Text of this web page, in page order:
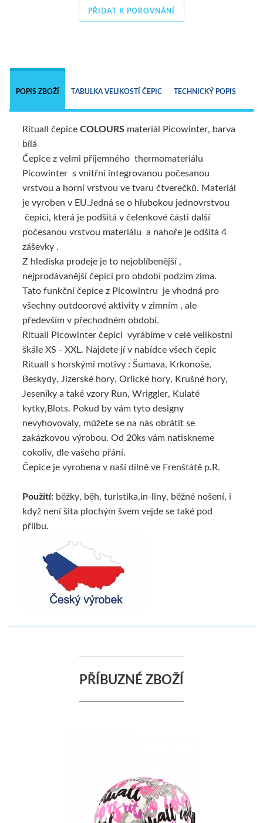
PŘIDAT K POROVNÁNÍ
POPIS ZBOŽÍ TABULKA VELIKOSTÍ ČEPIC TECHNICKÝ POPIS
Rituall čepice COLOURS materiál Picowinter, barva
bílá
Čepice z velmi příjemného thermomateriálu
Picowinter s vnitřní integrovanou počesanou
vrstvou a horní vrstvou ve tvaru čtverečků. Materiál
je vyroben v EU.Jedná se o hlubokou jednovrstvou
čepici, která je podšitá v čelenkové části další
počesanou vrstvou materiálu a nahoře je odšitá 4
záševky .
Z hlediska prodeje je to nejoblíbenější ,
nejprodávanější čepici pro období podzim zima.
Tato funkční čepice z Picowintru je vhodná pro
všechny outdoorové aktivity v zimním , ale
především v přechodném období.
Rituall Picowinter čepici vyrábíme v celé velikostní
škále XS - XXL. Najdete jí v nabídce všech čepic
Rituall s horskými motivy : Šumava, Krkonoše,
Beskydy, Jizerské hory, Orlické hory, Krušné hory,
Jeseníky a také vzory Run, Wriggler, Kulaté
kytky,Blots. Pokud by vám tyto designy
nevyhovovaly, můžete se na nás obrátit se
zakázkovou výrobou. Od 20ks vám natiskneme
cokoliv, dle vašeho přání.
Čepice je vyrobena v naší dílně ve Frenštátě p.R.
Použití: běžky, běh, turistika,in-liny, běžné nošení, i
když není šita plochým švem vejde se také pod
přilbu.
PŘÍBUZNÉ ZBOŽÍ